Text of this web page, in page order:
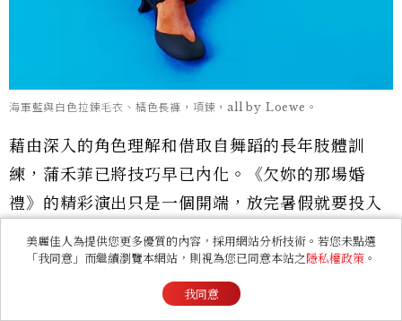
海軍藍與白色拉鍊毛衣、橘色長褲，項鍊，all by Loewe。
藉由深入的角色理解和借取自舞蹈的長年肢體訓
練，蒲禾菲已將技巧早已內化。《欠妳的那場婚
禮》的精彩演出只是一個開端，放完暑假就要投入
下一個劇組的他，已做好迎接下一段角色旅程的準
備，而在這樣的演出中，他也許還會看見另一個從
美麗佳人為提供您更多優質的內容，採用網站分析技術。若您未點選
「我同意」而繼續瀏覽本網站，則視為您已同意本站之隱私權政策 。
我同意